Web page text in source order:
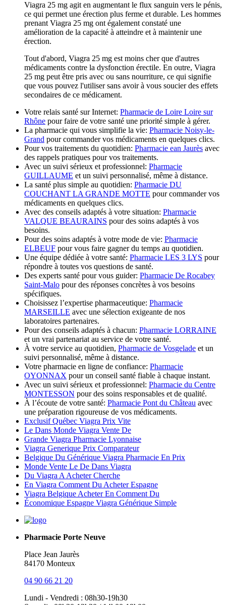
Viagra 25 mg agit en augmentant le flux sanguin vers le pénis,
ce qui permet une érection plus ferme et durable. Les hommes
prenant Viagra 25 mg ont également constaté une
amélioration de la capacité à atteindre et à maintenir une
érection.
Tout d'abord, Viagra 25 mg est moins cher que d'autres
médicaments contre la dysfonction érectile. En outre, Viagra
25 mg peut être pris avec ou sans nourriture, ce qui signifie
que vous pouvez l'utiliser sans avoir à vous soucier des effets
secondaires de ce médicament.
Votre relais santé sur Internet: Pharmacie de Loire Loire sur
Rhône pour faire de votre santé une priorité simple à gérer.
La pharmacie qui vous simplifie la vie: Pharmacie Noisy-le-
Grand pour commander vos médicaments en quelques clics.
Pour vos traitements du quotidien: Pharmacie ean Jaurès avec
des rappels pratiques pour vos traitements.
Avec un suivi sérieux et professionnel: Pharmacie
GUILLAUME et un suivi personnalisé, même à distance.
La santé plus simple au quotidien: Pharmacie DU
COUCHANT LA GRANDE MOTTE pour commander vos
médicaments en quelques clics.
Avec des conseils adaptés à votre situation: Pharmacie
VALQUE BEAURAINS pour des soins adaptés à vos
besoins.
Pour des soins adaptés à votre mode de vie: Pharmacie
ELBEUF pour vous faire gagner du temps au quotidien.
Une équipe dédiée à votre santé: Pharmacie LES 3 LYS pour
répondre à toutes vos questions de santé.
Des experts santé pour vous guider: Pharmacie De Rocabey
Saint-Malo pour des réponses concrètes à vos besoins
spécifiques.
Choisissez l’expertise pharmaceutique: Pharmacie
MARSEILLE avec une sélection exigeante de nos
laboratoires partenaires.
Pour des conseils adaptés à chacun: Pharmacie LORRAINE
et un vrai partenariat au service de votre santé.
À votre service au quotidien, Pharmacie de Vosgelade et un
suivi personnalisé, même à distance.
Votre pharmacie en ligne de confiance: Pharmacie
OYONNAX pour un conseil santé fiable à chaque instant.
Avec un suivi sérieux et professionnel: Pharmacie du Centre
MONTESSON pour des soins responsables et de qualité.
À l’écoute de votre santé: Pharmacie Pont du Château avec
une préparation rigoureuse de vos médicaments.
Exclusif Québec Viagra Prix Vite
Le Dans Monde Viagra Vente De
Grande Viagra Pharmacie Lyonnaise
Viagra Generique Prix Comparateur
Belgique Du Générique Viagra Pharmacie En Prix
Monde Vente Le De Dans Viagra
Du Viagra A Acheter Cherche
En Viagra Comment Du Acheter Espagne
Viagra Belgique Acheter En Comment Du
Économique Espagne Viagra Générique Simple
Pharmacie Porte Neuve
Place Jean Jaurès
84170 Monteux
04 90 66 21 20
Lundi - Vendredi : 08h30-19h30